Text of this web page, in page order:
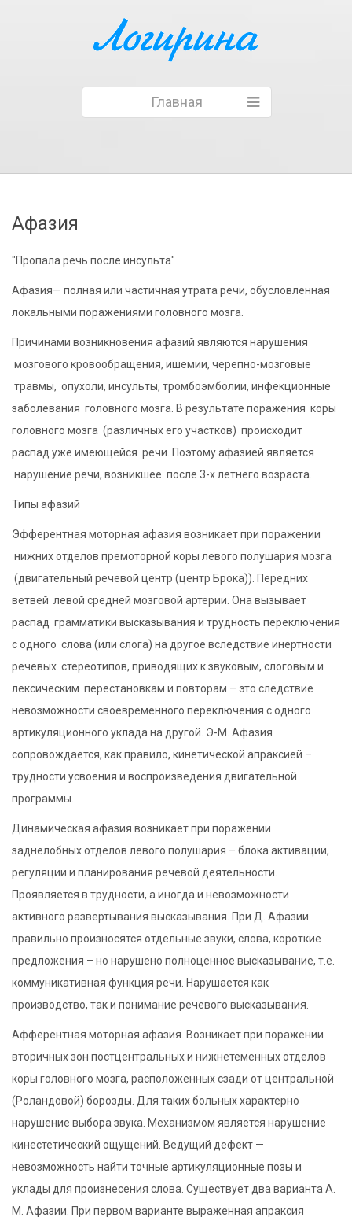
Главная
Афазия
"Пропала речь после инсульта"
Афазия— полная или частичная утрата речи, обусловленная
локальными поражениями головного мозга.
Причинами возникновения афазий являются нарушения
мозгового кровообращения, ишемии, черепно-мозговые
травмы, опухоли, инсульты, тромбоэмболии, инфекционные
заболевания головного мозга. В результате поражения коры
головного мозга (различных его участков) происходит
распад уже имеющейся речи. Поэтому афазией является
нарушение речи, возникшее после 3-х летнего возраста.
Типы афазий
Эфферентная моторная афазия возникает при поражении
нижних отделов премоторной коры левого полушария мозга
(двигательный речевой центр (центр Брока)). Передних
ветвей левой средней мозговой артерии. Она вызывает
распад грамматики высказывания и трудность переключения
с одного слова (или слога) на другое вследствие инертности
речевых стереотипов, приводящих к звуковым, слоговым и
лексическим перестановкам и повторам – это следствие
невозможности своевременного переключения с одного
артикуляционного уклада на другой. Э-М. Афазия
сопровождается, как правило, кинетической апраксией –
трудности усвоения и воспроизведения двигательной
программы.
Динамическая афазия возникает при поражении
заднелобных отделов левого полушария – блока активации,
регуляции и планирования речевой деятельности.
Проявляется в трудности, а иногда и невозможности
активного развертывания высказывания. При Д. Афазии
правильно произносятся отдельные звуки, слова, короткие
предложения – но нарушено полноценное высказывание, т.е.
коммуникативная функция речи. Нарушается как
производство, так и понимание речевого высказывания.
Афферентная моторная афазия. Возникает при поражении
вторичных зон постцентральных и нижнетеменных отделов
коры головного мозга, расположенных сзади от центральной
(Роландовой) борозды. Для таких больных характерно
нарушение выбора звука. Механизмом является нарушение
кинестетический ощущений. Ведущий дефект —
невозможность найти точные артикуляционные позы и
уклады для произнесения слова. Существует два варианта А.
М. Афазии. При первом варианте выраженная апраксия